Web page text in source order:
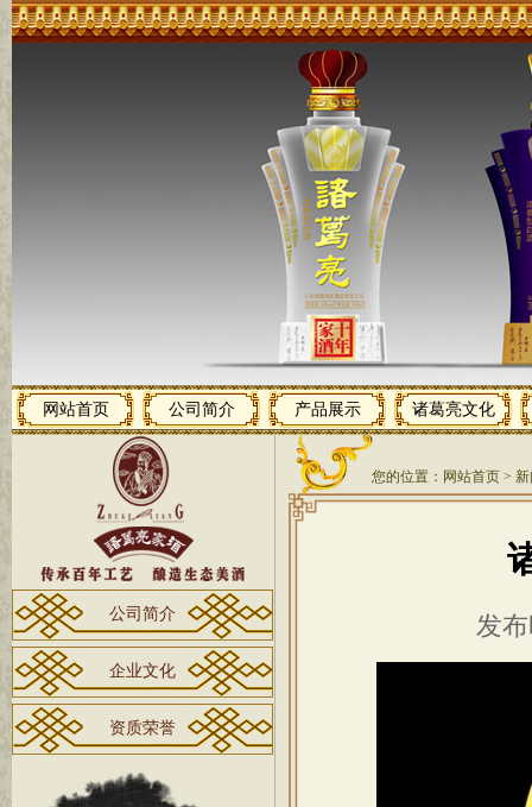
网站首页 公司简介 产品展示 诸葛亮文化
您的位置： 网站首页 >
发
公司简介
企业文化
资质荣誉